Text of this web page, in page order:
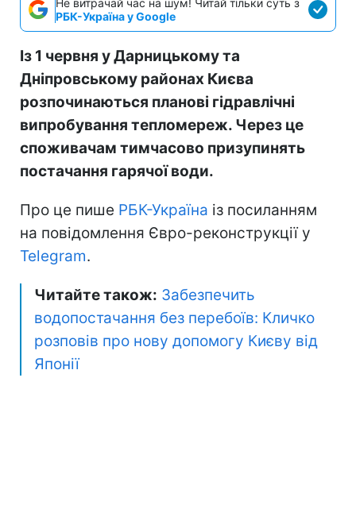
Не витрачай час на шум! Читай тільки суть з
РБК-Україна у Google
Із 1 червня у Дарницькому та
Дніпровському районах Києва
розпочинаються планові гідравлічні
випробування тепломереж. Через це
споживачам тимчасово призупинять
постачання гарячої води.
Про це пише РБК-Україна із посиланням
на повідомлення Євро-реконструкції у
Telegram.
Читайте також: Забезпечить
водопостачання без перебоїв: Кличко
розповів про нову допомогу Києву від
Японії